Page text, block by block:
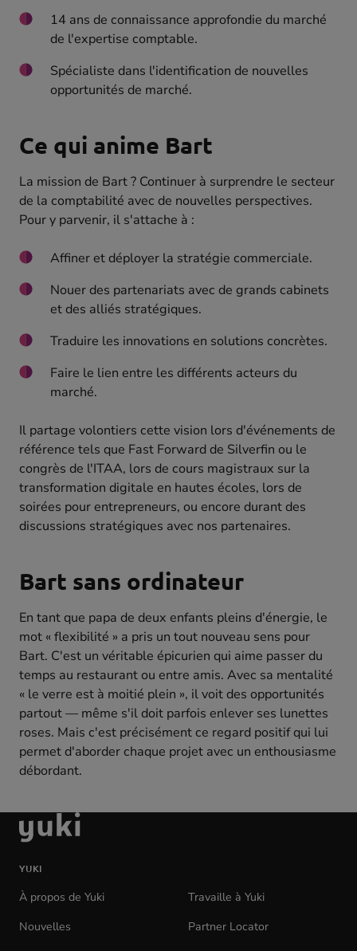
14 ans de connaissance approfondie du marché
de l'expertise comptable.
Spécialiste dans l'identification de nouvelles
opportunités de marché.
Ce qui anime Bart
La mission de Bart ? Continuer à surprendre le secteur
de la comptabilité avec de nouvelles perspectives.
Pour y parvenir, il s'attache à :
Affiner et déployer la stratégie commerciale.
Nouer des partenariats avec de grands cabinets
et des alliés stratégiques.
Traduire les innovations en solutions concrètes.
Faire le lien entre les différents acteurs du
marché.
Il partage volontiers cette vision lors d'événements de
référence tels que Fast Forward de Silverfin ou le
congrès de l'ITAA, lors de cours magistraux sur la
transformation digitale en hautes écoles, lors de
soirées pour entrepreneurs, ou encore durant des
discussions stratégiques avec nos partenaires.
Bart sans ordinateur
En tant que papa de deux enfants pleins d'énergie, le
mot « flexibilité » a pris un tout nouveau sens pour
Bart. C'est un véritable épicurien qui aime passer du
temps au restaurant ou entre amis. Avec sa mentalité
« le verre est à moitié plein », il voit des opportunités
partout — même s'il doit parfois enlever ses lunettes
roses. Mais c'est précisément ce regard positif qui lui
permet d'aborder chaque projet avec un enthousiasme
débordant.
aller
à
page
d'accueil
YUKI
À propos de Yuki Travaille à Yuki
new
Nouvelles
Partner Locator